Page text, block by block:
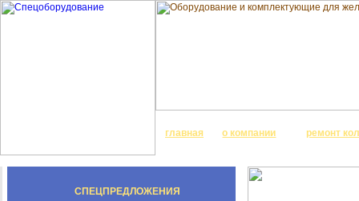
главная о компании ремонт
СПЕЦПРЕДЛОЖЕНИЯ